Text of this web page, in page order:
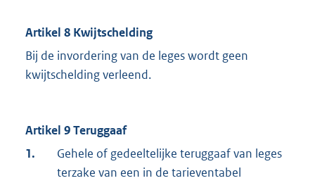
Artikel 8 Kwijtschelding
Bij de invordering van de leges wordt geen
kwijtschelding verleend.
Artikel 9 Teruggaaf
1.
Gehele of gedeeltelijke teruggaaf van leges
terzake van een in de tarieventabel